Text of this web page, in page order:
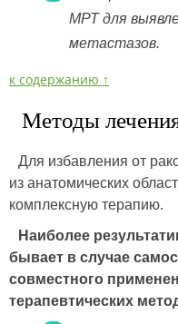
МРТ для
метастазов.
к содержанию ↑
Методы
Для избавления от
из анатомических
комплексную терапию.
Наиболее
бывает в случае
совместного
терапевтических